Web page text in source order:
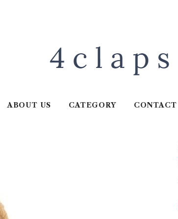
ABOUT US CATEGORY CONTACT